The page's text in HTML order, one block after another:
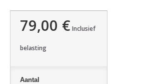
79,00 € Inclusief
belasting
Aantal